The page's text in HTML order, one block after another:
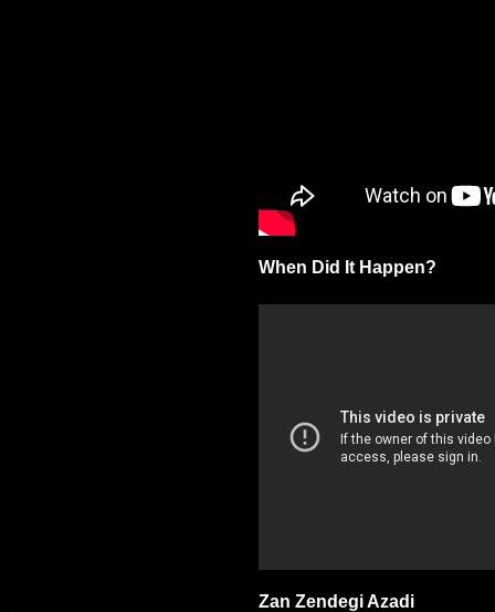
When Did It Happen?
Zan Zendegi Azadi